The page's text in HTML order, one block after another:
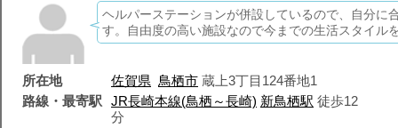
ヘルパーステーションが併設しているので、自分に
す。自由度の高い施設なので今までの生活スタイル
所在地 佐賀県 鳥栖市 蔵上3丁目124番地1
路線・最寄駅
JR長崎本線(鳥栖～長崎) 新鳥栖駅 徒歩12
分